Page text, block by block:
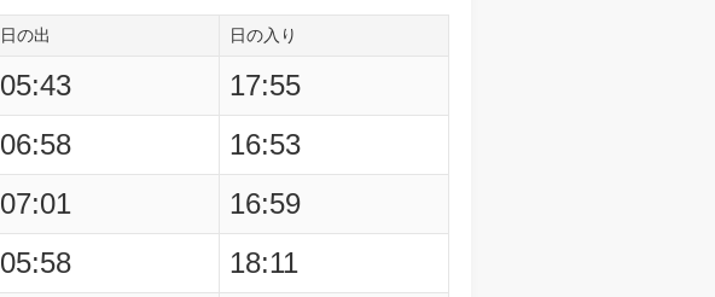
日の出 日の入り
05:43
17:55
06:58
16:53
07:01
16:59
05:58
18:11